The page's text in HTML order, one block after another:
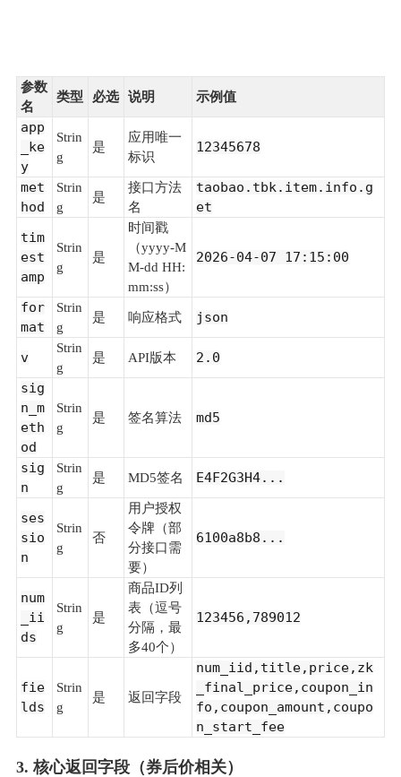
参数
名
类型 必选 说明 示例值
app
_ke
y
Strin
g
是
应用唯一
标识
12345678
met
hod
Strin
g
是
接口方法
名
taobao.tbk.item.info.g
et
tim
est
amp
Strin
g
是
时间戳
（yyyy-M
M-dd HH:
mm:ss）
2026-04-07 17:15:00
for
mat
Strin
g
是 响应格式 json
v
Strin
g
是 API版本
2.0
sig
n_m
eth
od
Strin
g
是 签名算法 md5
sig
n
Strin
g
是 MD5签名 E4F2G3H4...
ses
sio
n
Strin
g
否
用户授权
令牌（部
分接口需
要）
6100a8b8...
num
_ii
ds
Strin
g
是
商品ID列
表（逗号
分隔，最
多40个）
123456,789012
fie
lds
Strin
g
是 返回字段
num_iid,title,price,zk
_final_price,coupon_in
fo,coupon_amount,coupo
n_start_fee
3. 核心返回字段（券后价相关）